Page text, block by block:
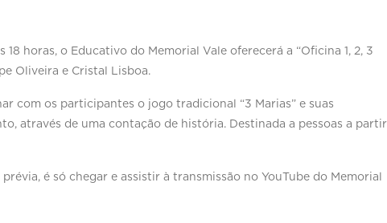
18 horas, o Educativo do Memorial Vale oferecerá a “Oficina 1, 2, 3
Oliveira e Cristal Lisboa.
com os participantes o jogo tradicional “3 Marias” e suas
através de uma contação de história. Destinada a pessoas a
é só chegar e assistir à transmissão no YouTube do Memorial